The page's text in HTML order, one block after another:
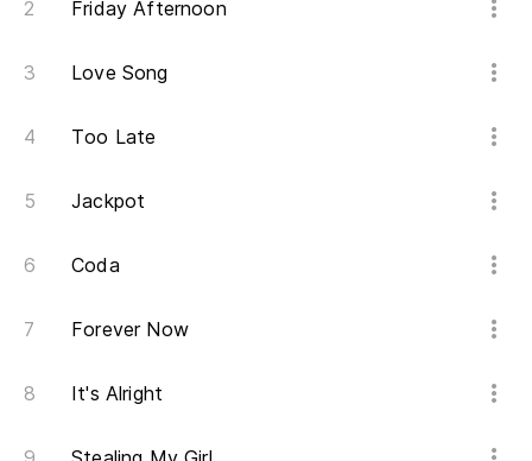
Friday Afternoon
Love Song
Too Late
Jackpot
Coda
Forever Now
It's Alright